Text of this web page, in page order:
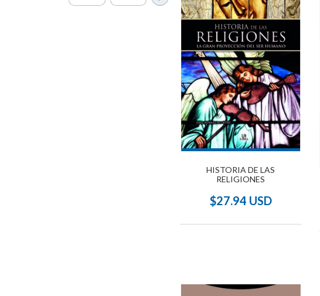
HISTORIA DE LAS
RELIGIONES
$27.94 USD